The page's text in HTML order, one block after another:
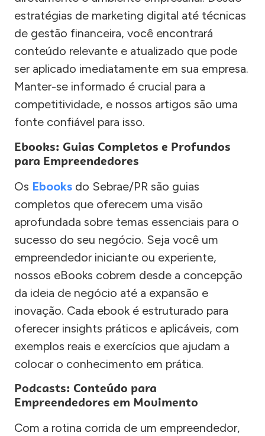
estratégias de marketing digital até técnicas
de gestão financeira, você encontrará
conteúdo relevante e atualizado que pode
ser aplicado imediatamente em sua empresa.
Manter-se informado é crucial para a
competitividade, e nossos artigos são uma
fonte confiável para isso.
Ebooks: Guias Completos e Profundos
para Empreendedores
Os Ebooks do Sebrae/PR são guias
completos que oferecem uma visão
aprofundada sobre temas essenciais para o
sucesso do seu negócio. Seja você um
empreendedor iniciante ou experiente,
nossos eBooks cobrem desde a concepção
da ideia de negócio até a expansão e
inovação. Cada ebook é estruturado para
oferecer insights práticos e aplicáveis, com
exemplos reais e exercícios que ajudam a
colocar o conhecimento em prática.
Podcasts: Conteúdo para
Empreendedores em Movimento
Com a rotina corrida de um empreendedor,